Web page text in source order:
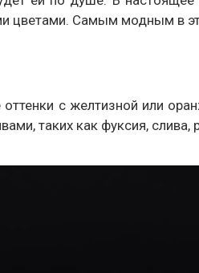
цветами. Самым модным в
с желтизной или
таких как фуксия, слива,